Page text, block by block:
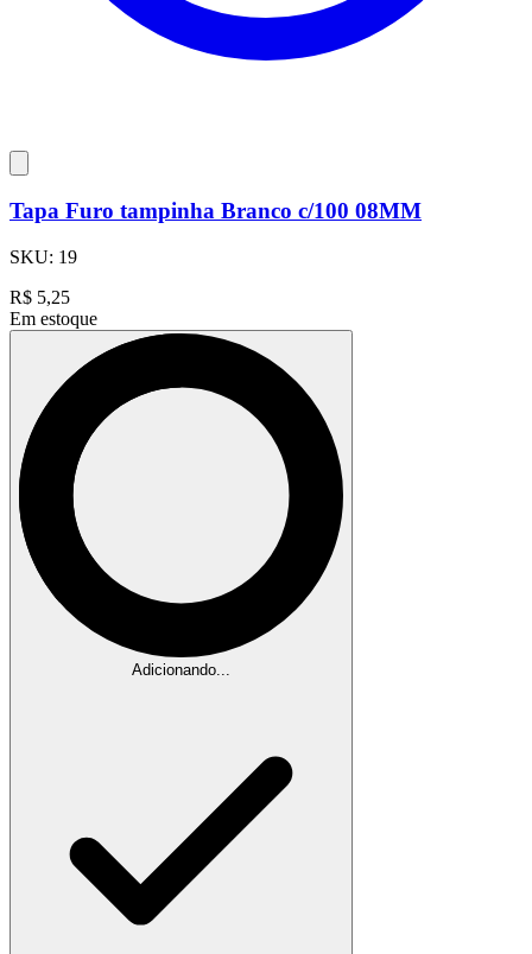
Tapa Furo tampinha Branco c/100 08MM
SKU: 19
R$ 5,25
Em estoque
Adicionando...